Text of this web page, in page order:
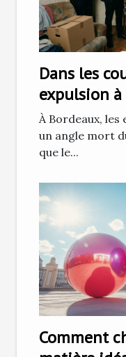
Dans les
expulsion à
huissiers
À Bordeaux,
un angle mort
que le...
Comment